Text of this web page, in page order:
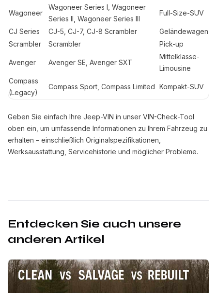
Wagoneer
Wagoneer Series I, Wagoneer
Series II, Wagoneer Series III
Full-Size-SUV
CJ Series CJ-5, CJ-7, CJ-8 Scrambler
Geländewagen
Scrambler
Scrambler Pick-up
Avenger Avenger SE, Avenger SXT
Mittelklasse-
Limousine
Compass
(Legacy)
Compass Sport, Compass Limited Kompakt-SUV
Geben Sie einfach Ihre Jeep-VIN in unser VIN-Check-Tool
oben ein, um umfassende Informationen zu Ihrem Fahrzeug zu
erhalten – einschließlich Originalspezifikationen,
Werksausstattung, Servicehistorie und möglicher Probleme.
Entdecken Sie auch unsere
anderen Artikel